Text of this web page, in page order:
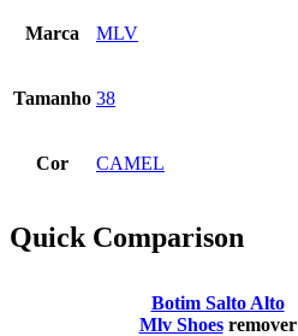
Marca MLV
Tamanho 38
Cor CAMEL
Quick Comparison
Botim Salto Alto
Mlv Shoes remover